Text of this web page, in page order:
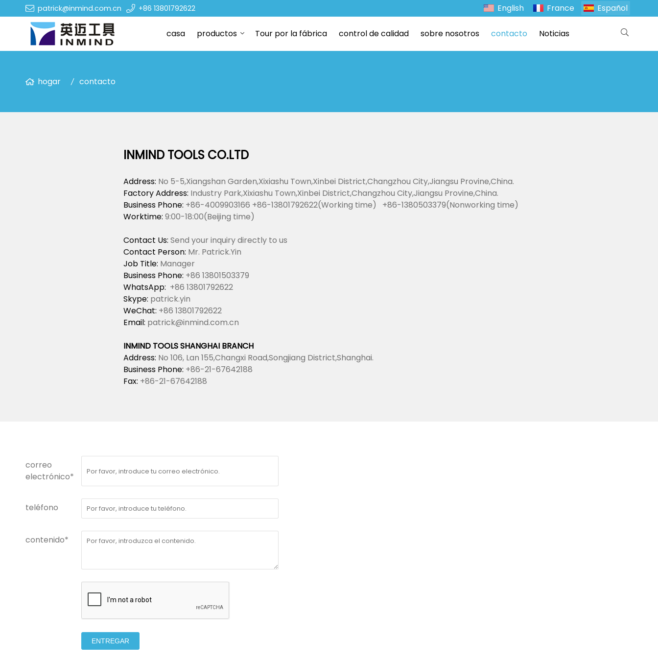
patrick@inmind.com.cn +86 13801792622 English France Español
casa productos Tour por la fábrica control de calidad sobre nosotros contacto Noticias
hogar contacto
INMIND TOOLS CO.LTD
Address: No 5-5,Xiangshan Garden,Xixiashu Town,Xinbei District,Changzhou City,Jiangsu Provine,China.
Factory Address: Industry Park,Xixiashu Town,Xinbei District,Changzhou City,Jiangsu Provine,China.
Business Phone: +86-4009903166 +86-13801792622(Working time) +86-1380503379(Nonworking time)
Worktime: 9:00-18:00(Beijing time)
Contact Us: Send your inquiry directly to us
Contact Person: Mr. Patrick.Yin
Job Title: Manager
Business Phone: +86 13801503379
WhatsApp: +86 13801792622
Skype: patrick.yin
WeChat: +86 13801792622
Email: patrick@inmind.com.cn
INMIND TOOLS SHANGHAI BRANCH
Address: No 106, Lan 155,Changxi Road,Songjiang District,Shanghai.
Business Phone: +86-21-67642188
Fax: +86-21-67642188
correo
electrónico*
teléfono
contenido*
ENTREGAR